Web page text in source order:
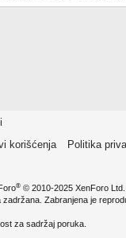
korišćenja Politika
® © 2010-2025 XenForo Ltd.
Zabranjena je
za sadržaj poruka.